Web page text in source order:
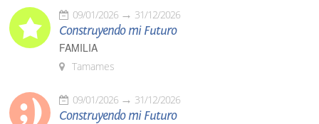
09/01/2026 31/12/2026
Construyendo mi Futuro
FAMILIA
Tamames
09/01/2026 31/12/2026
Construyendo mi Futuro